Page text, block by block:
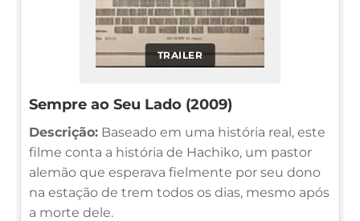
TRAILER
Sempre ao Seu Lado (2009)
Descrição: Baseado em uma história real, este
filme conta a história de Hachiko, um pastor
alemão que esperava fielmente por seu dono
na estação de trem todos os dias, mesmo após
a morte dele.